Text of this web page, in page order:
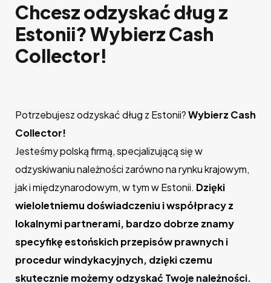
Chcesz odzyskać dług z
Estonii? Wybierz Cash
Collector!
Potrzebujesz odzyskać dług z Estonii?Wybierz Cash
Collector!
Jesteśmy polską firmą, specjalizującą się w
odzyskiwaniu należności zarówno na rynku krajowym,
jak i międzynarodowym, w tym w Estonii. Dzięki
wieloletniemu doświadczeniu i współpracy z
lokalnymi partnerami, bardzo dobrze znamy
specyfikę estońskich przepisów prawnych i
procedur windykacyjnych, dzięki czemu
skutecznie możemy odzyskać Twoje należności.